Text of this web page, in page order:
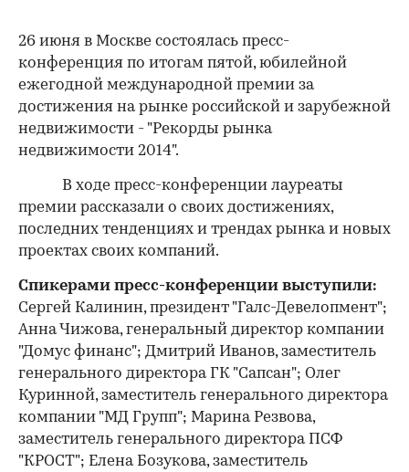
26 июня в Москве состоялась пресс-
конференция по итогам пятой, юбилейной
ежегодной международной премии за
достижения на рынке российской и зарубежной
недвижимости - "Рекорды рынка
недвижимости 2014".
В ходе пресс-конференции лауреаты
премии рассказали о своих достижениях,
последних тенденциях и трендах рынка и новых
проектах своих компаний.
Спикерами пресс-конференции выступили:
Сергей Калинин, президент "Галс-Девелопмент";
Анна Чижова, генеральный директор компании
"Домус финанс"; Дмитрий Иванов, заместитель
генерального директора ГК "Сапсан"; Олег
Куринной, заместитель генерального директора
компании "МД Групп"; Марина Резвова,
заместитель генерального директора ПСФ
"КРОСТ"; Елена Бозукова, заместитель